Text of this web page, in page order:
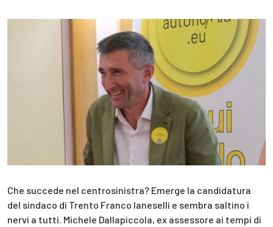
Che succede nel centrosinistra? Emerge la candidatura
del sindaco di Trento Franco Ianeselli e sembra saltino i
nervi a tutti. Michele Dallapiccola, ex assessore ai tempi di